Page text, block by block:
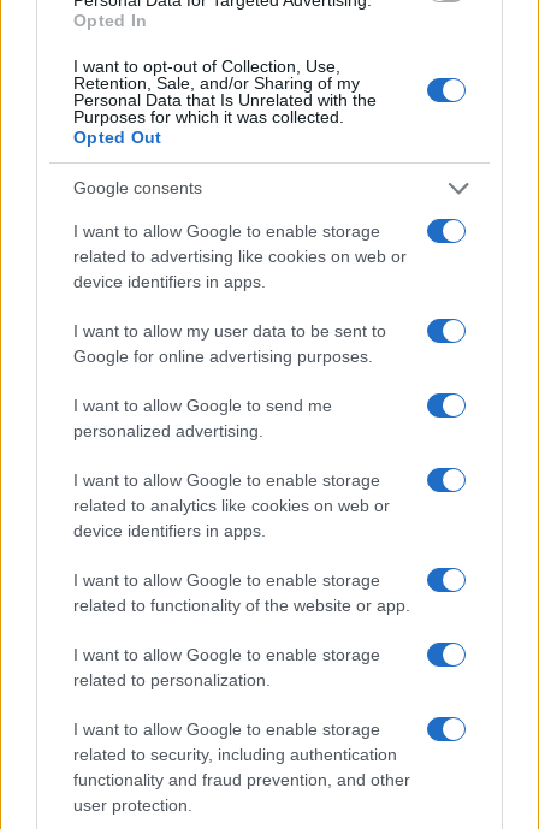
Opted In
I want to opt-out of Collection, Use,
Retention, Sale, and/or Sharing of my
Personal Data that Is Unrelated with the
Purposes for which it was collected.
Opted Out
Google consents
I want to allow Google to enable storage
related to advertising like cookies on web or
device identifiers in apps.
I want to allow my user data to be sent to
Google for online advertising purposes.
I want to allow Google to send me
personalized advertising.
I want to allow Google to enable storage
related to analytics like cookies on web or
device identifiers in apps.
I want to allow Google to enable storage
related to functionality of the website or app.
I want to allow Google to enable storage
related to personalization.
I want to allow Google to enable storage
related to security, including authentication
functionality and fraud prevention, and other
user protection.
Calcio Lecco: Francesco Aliberti abbandona i ruoli
dirigenziali
CALCIO
Sian Massey-Ellis lascia il campo per un ruolo chiave
nella Football Association
Andrea Conforti · 7 Ago 2026